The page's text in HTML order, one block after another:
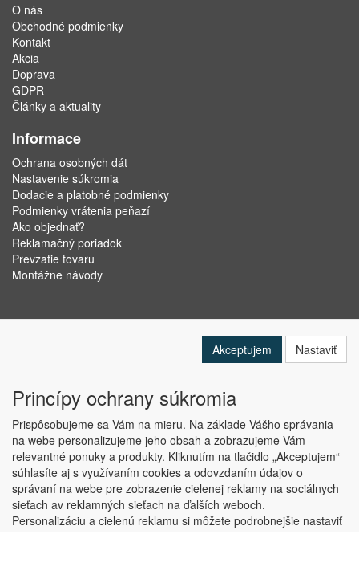
O nás
Obchodné podmienky
Kontakt
Akcia
Doprava
GDPR
Články a aktuality
Informace
Ochrana osobných dát
Nastavenie súkromia
Dodacie a platobné podmienky
Podmienky vrátenia peňazí
Ako objednať?
Reklamačný poriadok
Prevzatie tovaru
Montážne návody
Copyright © ABRA Software a.s. 2019
Akceptujem Nastaviť
Princípy ochrany súkromia
Prispôsobujeme sa Vám na mieru. Na základe Vášho správania
na webe personalizujeme jeho obsah a zobrazujeme Vám
relevantné ponuky a produkty. Kliknutím na tlačidlo „Akceptujem“
súhlasíte aj s využívaním cookies a odovzdaním údajov o
správaní na webe pre zobrazenie cielenej reklamy na sociálnych
sieťach av reklamných sieťach na ďalších weboch.
Personalizáciu a cielenú reklamu si môžete podrobnejšie nastaviť